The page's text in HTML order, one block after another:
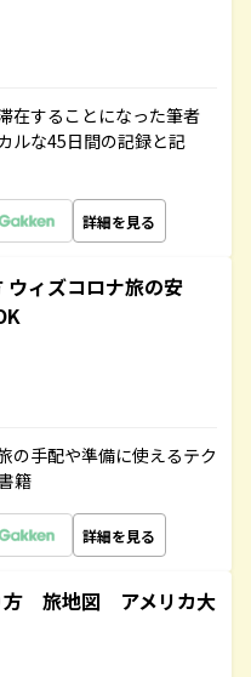
在することになった筆者
ルな45日間の記録と記
詳細を見る
ウィズコロナ旅の安
の手配や準備に使えるテク
籍
詳細を見る
方 旅地図 アメリカ大